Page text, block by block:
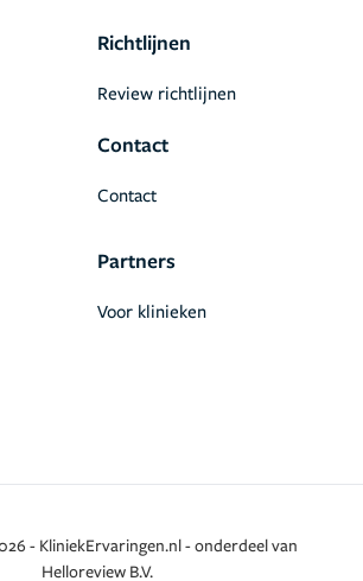
Richtlijnen
Review richtlijnen
Contact
Contact
Partners
Voor klinieken
- KliniekErvaringen.nl - onderdeel van
Helloreview B.V.